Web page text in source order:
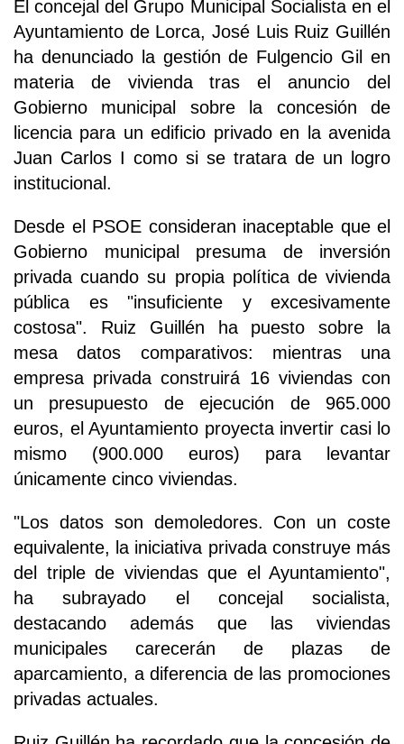
El concejal del Grupo Municipal Socialista en el
Ayuntamiento de Lorca, José Luis Ruiz Guillén
ha denunciado la gestión de Fulgencio Gil en
materia de vivienda tras el anuncio del
Gobierno municipal sobre la concesión de
licencia para un edificio privado en la avenida
Juan Carlos I como si se tratara de un logro
institucional.
Desde el PSOE consideran inaceptable que el
Gobierno municipal presuma de inversión
privada cuando su propia política de vivienda
pública es "insuficiente y excesivamente
costosa". Ruiz Guillén ha puesto sobre la
mesa datos comparativos: mientras una
empresa privada construirá 16 viviendas con
un presupuesto de ejecución de 965.000
euros, el Ayuntamiento proyecta invertir casi lo
mismo (900.000 euros) para levantar
únicamente cinco viviendas.
"Los datos son demoledores. Con un coste
equivalente, la iniciativa privada construye más
del triple de viviendas que el Ayuntamiento",
ha subrayado el concejal socialista,
destacando además que las viviendas
municipales carecerán de plazas de
aparcamiento, a diferencia de las promociones
privadas actuales.